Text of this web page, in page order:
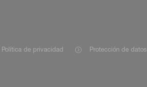
Política de privacidad Protección de datos